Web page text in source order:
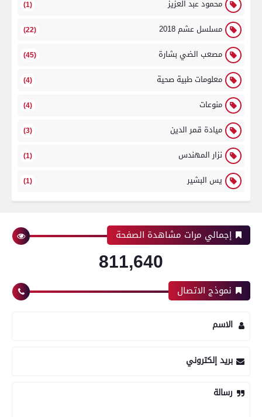
محمود عبد العزيز (1)
مسلسل عشم 2018 (22)
مصعب الضي بشارة (45)
معلومات طبية صحية (4)
منوعات (4)
ميادة قمر الدين (3)
نزار المهندس (1)
يس البشير (1)
إجمالي مرات مشاهدة الصفحة
811,640
نموذج الاتصال
الاسم
بريد إلكتروني
رسالة